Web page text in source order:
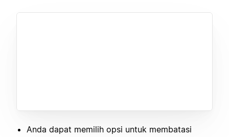
Anda dapat memilih opsi untuk membatasi